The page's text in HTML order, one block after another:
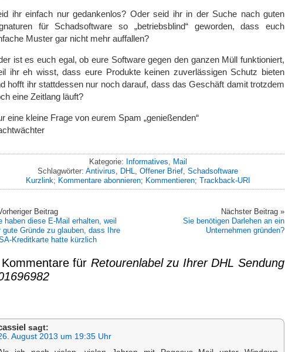
ihr einfach nur gedankenlos? Oder seid ihr in der Suche nach guten
für Schadsoftware so „betriebsblind“ geworden, dass euch
Muster gar nicht mehr auffallen?
ist es euch egal, ob eure Software gegen den ganzen Müll funktioniert,
ihr eh wisst, dass eure Produkte keinen zuverlässigen Schutz bieten
hofft ihr stattdessen nur noch darauf, dass das Geschäft damit trotzdem
eine Zeitlang läuft?
eine kleine Frage von eurem Spam „genießenden“
Kategorie: Informatives, Mail
Schlagwörter: Antivirus, DHL, Offener Brief, Schadsoftware
Kurzlink; Kommentare abonnieren; Kommentieren; Trackback-URI
Beitrag
haben diese E-Mail erhalten, weil
gute Gründe zu glauben, dass Ihre
Kreditkarte hatte kürzlich
Nächster Beitrag »
Sie benötigen Darlehen an ein
Unternehmen gründen?
für Retourenlabel zu Ihrer DHL Sendung
sagt:
August 2013 um 19:35 Uhr